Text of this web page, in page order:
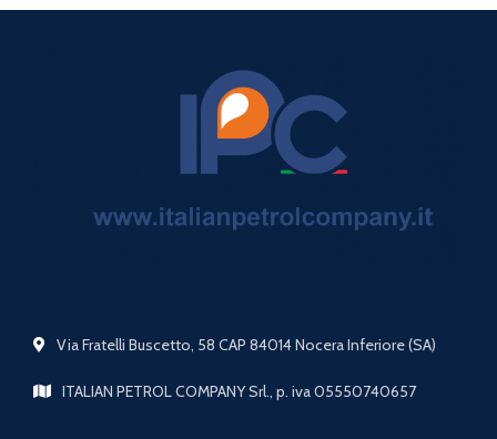
Via Fratelli Buscetto, 58 CAP 84014 Nocera Inferiore (SA)
ITALIAN PETROL COMPANY Srl., p. iva 05550740657